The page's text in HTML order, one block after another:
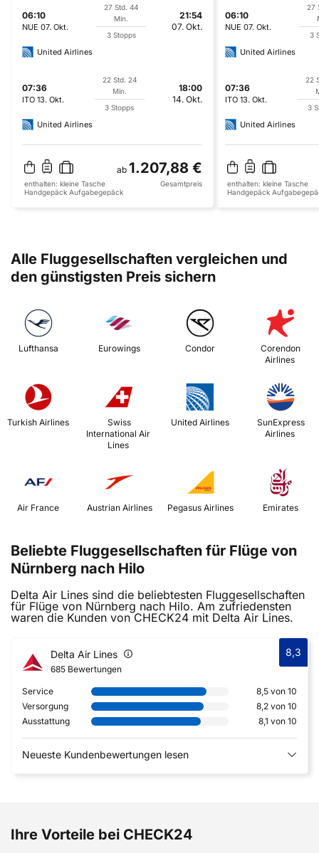
06:10
NUE 07. Okt.
27 Std. 44
Min.
3 Stopps
21:54
07. Okt.
United Airlines
07:36
ITO 13. Okt.
22 Std. 24
Min.
3 Stopps
18:00
14. Okt.
United Airlines
ab 1.207,88 €
enthalten: kleine Tasche
Handgepäck Aufgabegepäck
Gesamtpreis
06:10
NUE 07. Okt.
27
3
United Airlines
07:36
ITO 13. Okt.
22
3
United Airlines
enthalten: kleine Tasche
Handgepäck
Alle Fluggesellschaften vergleichen und
den günstigsten Preis sichern
Lufthansa Eurowings Condor
Corendon
Airlines
Turkish Airlines
International Air
Lines
United Airlines
Airlines
Air France Austrian Airlines Emirates
Beliebte Fluggesellschaften für Flüge von
Nürnberg nach Hilo
Delta Air Lines sind die beliebtesten Fluggesellschaften
für Flüge von Nürnberg nach Hilo. Am zufriedensten
waren die Kunden von CHECK24 mit Delta Air Lines.
Delta Air Lines
685 Bewertungen
8,3
Service
8,5 von 10
Versorgung
8,2 von 10
Ausstattung
8,1 von 10
Neueste Kundenbewertungen lesen
Ihre Vorteile bei CHECK24